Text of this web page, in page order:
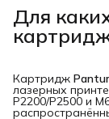
Для
Картридж
лазерных
P2200/P2500 и